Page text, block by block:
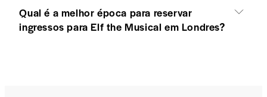
Qual é a melhor época para reservar
ingressos para Elf the Musical em Londres?